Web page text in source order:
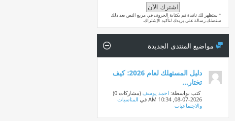
* ستظهر لك نافذة قم بكتابة الحروف في مربع النص بعد ذلك
ستصلك رسالة على بريدك لتأكيد الإشتراك.
مواضيع المنتدى الجديدة
دليل المستهلك لعام 2026: كيف
تختار...
‏ كتب بواسطة: احمد يوسف ‏(مشاركات 0)
08-07-2026,
10:34 AM في المناسبات
والاجتماعيات